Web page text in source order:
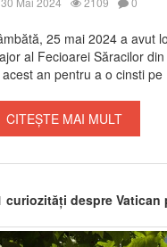
25 mai 2024 a avut
al Fecioarei Săracilor
an pentru a o cinsti
CITEȘTE MAI MULT
curiozități despre